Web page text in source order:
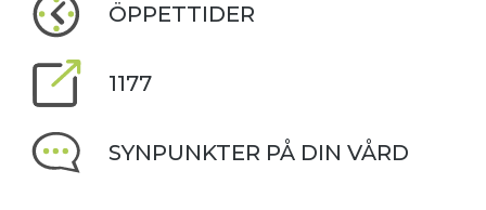
ÖPPETTIDER
1177
SYNPUNKTER PÅ DIN VÅRD